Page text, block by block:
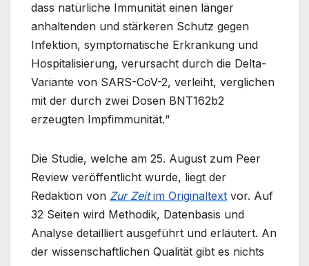
dass natürliche Immunität einen länger
anhaltenden und stärkeren Schutz gegen
Infektion, symptomatische Erkrankung und
Hospitalisierung, verursacht durch die Delta-
Variante von SARS-CoV-2, verleiht, verglichen
mit der durch zwei Dosen BNT162b2
erzeugten Impfimmunität.“
Die Studie, welche am 25. August zum Peer
Review veröffentlicht wurde, liegt der
Redaktion von Zur Zeitim Originaltext vor. Auf
32 Seiten wird Methodik, Datenbasis und
Analyse detailliert ausgeführt und erläutert. An
der wissenschaftlichen Qualität gibt es nichts